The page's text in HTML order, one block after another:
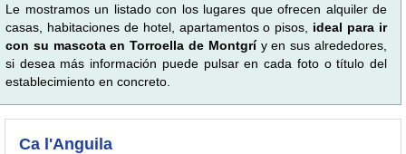
Le mostramos un listado con los lugares que ofrecen alquiler de
casas, habitaciones de hotel, apartamentos o pisos, ideal para ir
con su mascota en Torroella de Montgríy en sus alrededores,
si desea más información puede pulsar en cada foto o título del
establecimiento en concreto.
Ca l'Anguila